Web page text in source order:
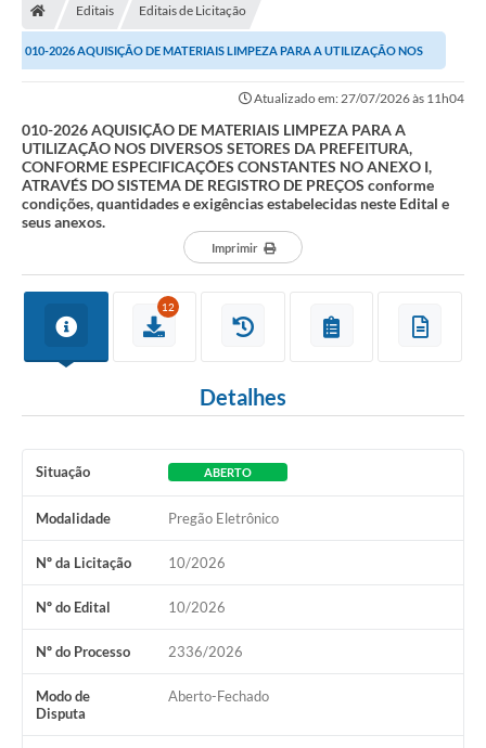
Editais Editais de Licitação
010-2026 AQUISIÇÃO DE MATERIAIS LIMPEZA PARA A UTILIZAÇÃO NOS
Atualizado em: 27/07/2026 às 11h04
010-2026 AQUISIÇÃO DE MATERIAIS LIMPEZA PARA A
UTILIZAÇÃO NOS DIVERSOS SETORES DA PREFEITURA,
CONFORME ESPECIFICAÇÕES CONSTANTES NO ANEXO I,
ATRAVÉS DO SISTEMA DE REGISTRO DE PREÇOS conforme
condições, quantidades e exigências estabelecidas neste Edital e
seus anexos.
Imprimir
12
Detalhes
Situação ABERTO
Modalidade Pregão Eletrônico
Nº da Licitação 10/2026
Nº do Edital 10/2026
Nº do Processo 2336/2026
Modo de
Disputa
Aberto-Fechado